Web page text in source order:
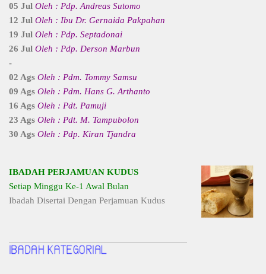
05 Jul Oleh : Pdp. Andreas Sutomo
12 Jul Oleh : Ibu Dr. Gernaida Pakpahan
19 Jul Oleh : Pdp. Septadonai
26 Jul Oleh : Pdp. Derson Marbun
-
02 Ags Oleh : Pdm. Tommy Samsu
09 Ags Oleh : Pdm. Hans G. Arthanto
16 Ags Oleh : Pdt. Pamuji
23 Ags Oleh : Pdt. M. Tampubolon
30 Ags Oleh : Pdp. Kiran Tjandra
IBADAH PERJAMUAN KUDUS
Setiap Minggu Ke-1 Awal Bulan
Ibadah Disertai Dengan Perjamuan Kudus